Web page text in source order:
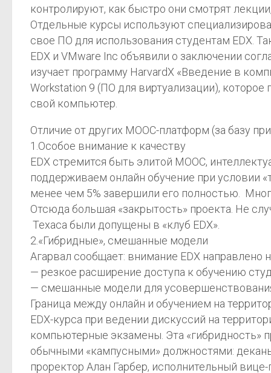
контролируют, как быстро они смотрят
Отдельные курсы используют
свое ПО для использования студентам EDX.
EDX и VMware Inc объявили о заключении
изучает программу HarvardX «Введение в
Workstation 9 (ПО для виртуализации),
свой компьютер.
Отличие от других МООС-платформ (за базу
1.Особое внимание к качеству
EDX стремится быть элитой МООС,
поддерживаем онлайн обучение при условии
менее чем 5% завершили его полностью.
Отсюда большая «закрытость» проекта. Не
Техаса были допущены в «клуб EDX».
2.«Гибридные», смешанные модели
Агарвал сообщает: внимание EDX направлено
— резкое расширение доступа к обучению
— смешанные модели для
Граница между онлайн и обучением на
EDX-курса при ведении дискуссий на
компьютерные экзамены. Эта «гибридность»
обычными «кампусными» должностями:
проректор Алан Гарбер, исполнительный